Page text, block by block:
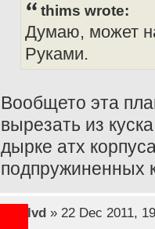
thims wrote:
Думаю, может
Руками.
Вообщето эта
вырезать из
дырке атх
подпружиненных
lvd» 22 Dec 2011,